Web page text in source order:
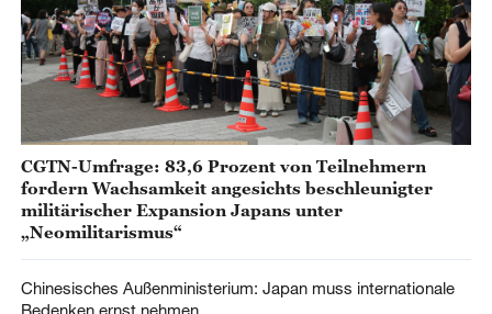
CGTN-Umfrage: 83,6 Prozent von Teilnehmern
fordern Wachsamkeit angesichts beschleunigter
militärischer Expansion Japans unter
„Neomilitarismus“
Chinesisches Außenministerium: Japan muss internationale
Bedenken ernst nehmen